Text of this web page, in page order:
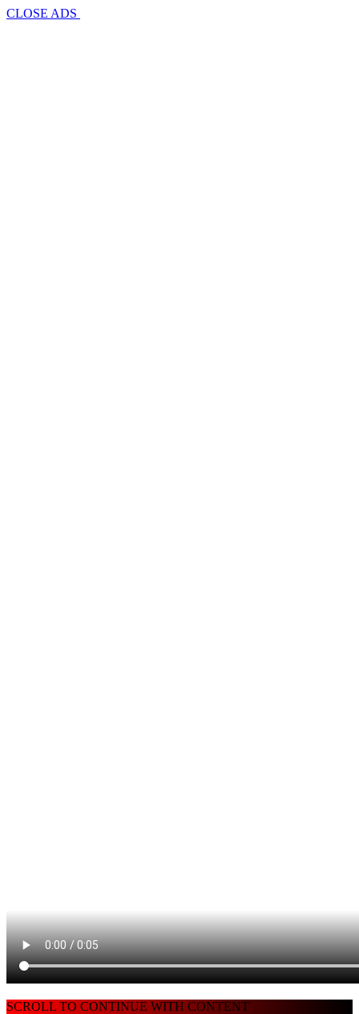
CLOSE ADS
SCROLL TO CONTINUE WITH CONTENT